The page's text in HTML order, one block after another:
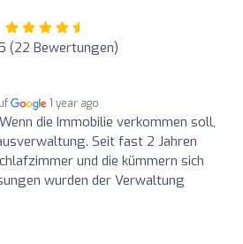
(22 Bewertungen)
1 year ago
Wenn die Immobilie verkommen soll,
Seit fast 2 Jahren
und die kümmern sich
wurden der Verwaltung